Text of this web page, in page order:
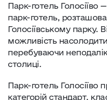
Парк-готель
парк-готель,
Голосіївському парку.
можливість
перебуваючи
столиці.
Парк-готель Голосіїво
категорій стандарт,